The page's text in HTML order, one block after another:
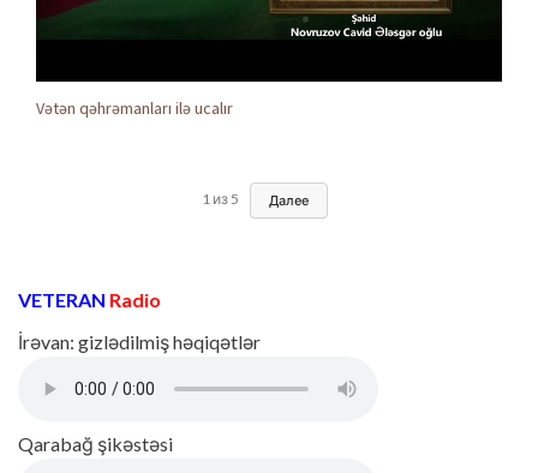
Vətən qəhrəmanları ilə ucalır
1 из 5 Далее
VETERAN Radio
İrəvan: gizlədilmiş həqiqətlər
Qarabağ şikəstəsi